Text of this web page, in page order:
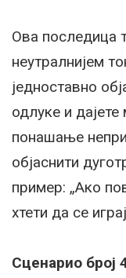
Ова последица
неутралнијем
једноставно
одлуке и
понашање
објаснити
пример: „Ако
хтети да се
Сценарио број